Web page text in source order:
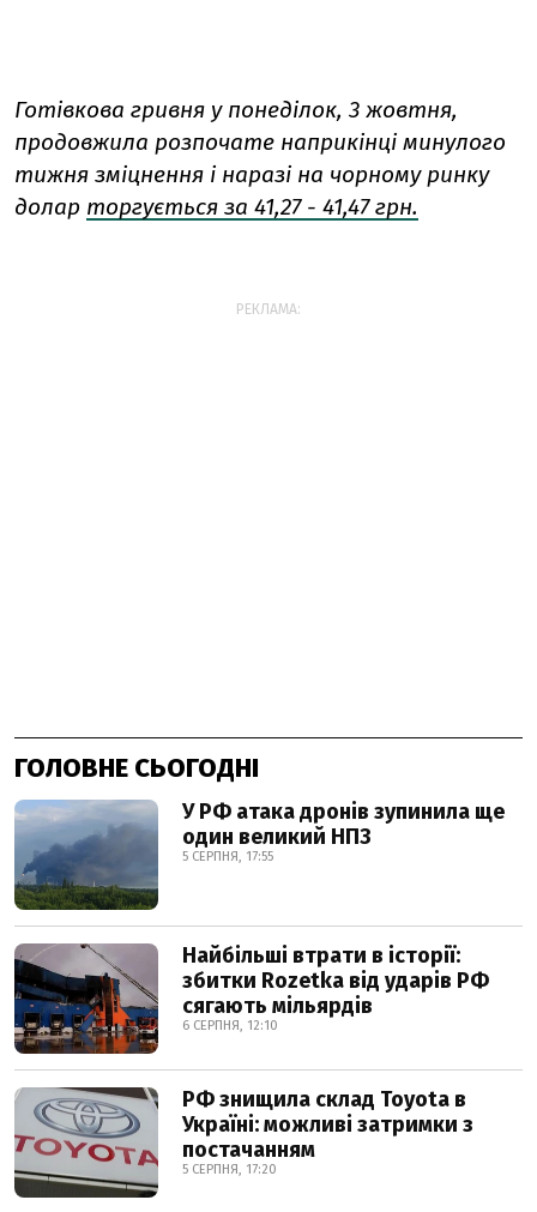
Готівкова гривня у понеділок, 3 жовтня,
продовжила розпочате наприкінці минулого
тижня зміцнення і наразі на чорному ринку
долар торгується за 41,27 - 41,47 грн.
РЕКЛАМА:
ГОЛОВНЕ СЬОГОДНІ
У РФ атака дронів зупинила ще
один великий НПЗ
5 СЕРПНЯ, 17:55
Найбільші втрати в історії:
збитки Rozetka від ударів РФ
сягають мільярдів
6 СЕРПНЯ, 12:10
РФ знищила склад Toyota в
Україні: можливі затримки з
постачанням
5 СЕРПНЯ, 17:20